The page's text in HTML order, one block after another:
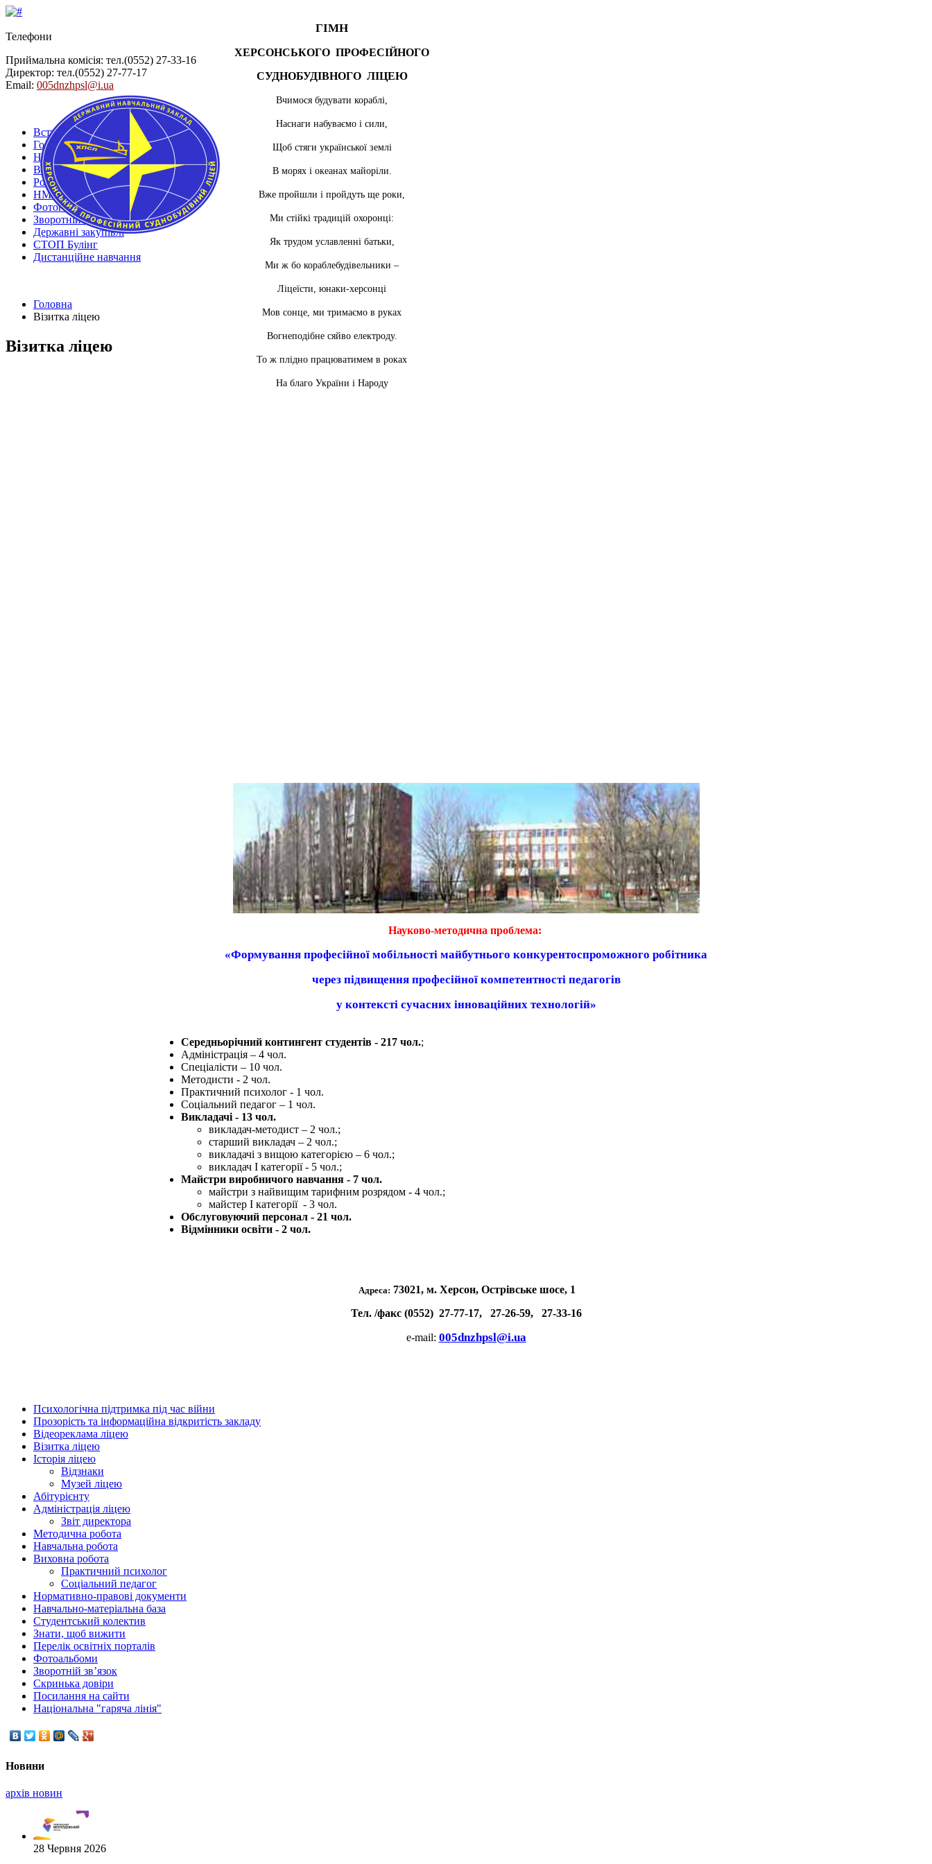
Телефони
Приймальна комісія: тел.(0552) 27-33-16
Директор: тел.(0552) 27-77-17
Email: 005dnzhpsl@i.ua
Вступнику
Головна
Новини
Випускнику
Розклад занять
НМТ-реєстрація
Фотогалереї
Зворотній зв'язок
Державні закупівлі
СТОП Булінг
Дистанційне навчання
Головна
Візитка ліцею
Візитка ліцею
Науково-методична проблема:
«Формування професійної мобільності майбутнього конкурентоспроможного робітника
через підвищення професійної компетентності педагогів
у контексті сучасних інноваційних технологій»
Середньорічний контингент студентів - 217 чол.;
Адміністрація – 4 чол.
Спеціалісти – 10 чол.
Методисти - 2 чол.
Практичний психолог - 1 чол.
Соціальний педагог – 1 чол.
Викладачі - 13 чол.
викладач-методист – 2 чол.;
старший викладач – 2 чол.;
викладачі з вищою категорією – 6 чол.;
викладач І категорії - 5 чол.;
Майстри виробничого навчання - 7 чол.
майстри з найвищим тарифним розрядом - 4 чол.;
майстер І категорії - 3 чол.
Обслуговуючий персонал - 21 чол.
Відмінники освіти - 2 чол.
Адреса: 73021, м. Херсон, Острівське шосе, 1
Тел. /факс (0552) 27-77-17, 27-26-59, 27-33-16
e-mail: 005dnzhpsl@i.ua
ГІМН
ХЕРСОНСЬКОГО ПРОФЕСІЙНОГО
СУДНОБУДІВНОГО ЛІЦЕЮ
Вчимося будувати кораблі,
Наснаги набуваємо і сили,
Щоб стяги української землі
В морях і океанах майоріли.
Вже пройшли і пройдуть ще роки,
Ми стійкі традицій охоронці:
Як трудом уславленні батьки,
Ми ж бо кораблебудівельники –
Ліцеїсти, юнаки-херсонці
Мов сонце, ми тримаємо в руках
Вогнеподібне сяйво електроду.
То ж плідно працюватимем в роках
На благо України і Народу
Психологічна підтримка під час війни
Прозорість та інформаційна відкритість закладу
Відеореклама ліцею
Візитка ліцею
Історія ліцею
Відзнаки
Музей ліцею
Абітурієнту
Адміністрація ліцею
Звіт директора
Методична робота
Навчальна робота
Виховна робота
Практичний психолог
Соціальний педагог
Нормативно-правові документи
Навчально-матеріальна база
Студентський колектив
Знати, щоб вижити
Перелік освітніх порталів
Фотоальбоми
Зворотній зв’язок
Скринька довіри
Посилання на сайти
Національна "гаряча лінія"
Новини
архiв новин
28 Червня 2026